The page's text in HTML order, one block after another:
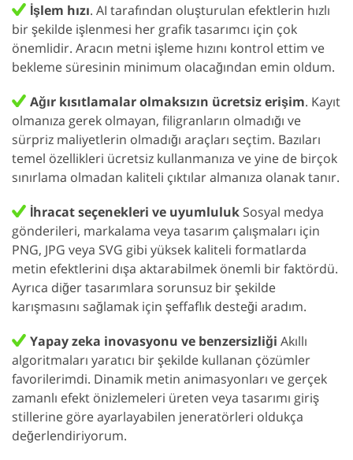
İşlem hızı. AI tarafından oluşturulan efektlerin hızlı
bir şekilde işlenmesi her grafik tasarımcı için çok
önemlidir. Aracın metni işleme hızını kontrol ettim ve
bekleme süresinin minimum olacağından emin oldum.
Ağır kısıtlamalar olmaksızın ücretsiz erişim. Kayıt
olmanıza gerek olmayan, filigranların olmadığı ve
sürpriz maliyetlerin olmadığı araçları seçtim. Bazıları
temel özellikleri ücretsiz kullanmanıza ve yine de birçok
sınırlama olmadan kaliteli çıktılar almanıza olanak tanır.
İhracat seçenekleri ve uyumluluk Sosyal medya
gönderileri, markalama veya tasarım çalışmaları için
PNG, JPG veya SVG gibi yüksek kaliteli formatlarda
metin efektlerini dışa aktarabilmek önemli bir faktördü.
Ayrıca diğer tasarımlara sorunsuz bir şekilde
karışmasını sağlamak için şeffaflık desteği aradım.
Yapay zeka inovasyonu ve benzersizliği Akıllı
algoritmaları yaratıcı bir şekilde kullanan çözümler
favorilerimdi. Dinamik metin animasyonları ve gerçek
zamanlı efekt önizlemeleri üreten veya tasarımı giriş
stillerine göre ayarlayabilen jeneratörleri oldukça
değerlendiriyorum.